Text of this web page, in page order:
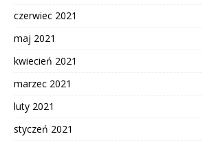
czerwiec 2021
maj 2021
kwiecień 2021
marzec 2021
luty 2021
styczeń 2021